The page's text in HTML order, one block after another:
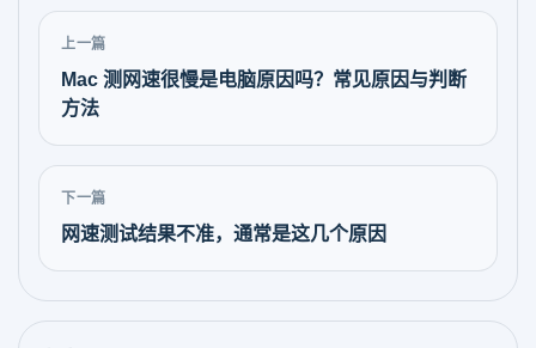
上一篇
Mac 测网速很慢是电脑原因吗？常见原因与判断
方法
下一篇
网速测试结果不准，通常是这几个原因